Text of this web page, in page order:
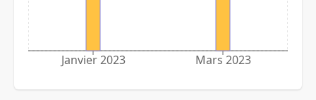
Janvier 2023 Mars 2023